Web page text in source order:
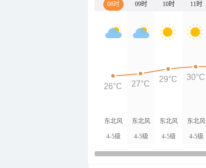
08时 09时 10时 11时
东北风
4-5级
东北风
4-5级
东北风
4-5级
东北风
4-5级
26°C 27°C
29°C 30°C